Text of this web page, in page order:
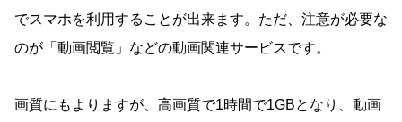
でスマホを利用することが出来ます。ただ、注意が必要な
のが「動画閲覧」などの動画関連サービスです。
画質にもよりますが、高画質で1時間で1GBとなり、動画